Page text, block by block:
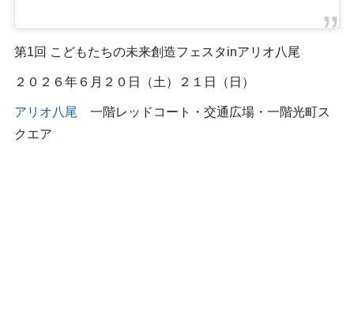
第1回 こどもたちの未来創造フェスタinアリオ八尾
２０２６年６月２０日（土）２１日（日）
アリオ八尾 一階レッドコート・交通広場・一階光町ス
クエア